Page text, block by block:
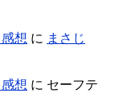
想 に まさじ
想 に セーフテ